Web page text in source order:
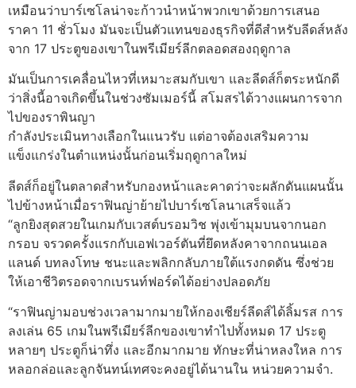
เหมือนว่าบาร์เซโลน่าจะก้าวนำหน้าพวกเขาด้วยการเสนอ
ราคา 11 ชั่วโมง มันจะเป็นตัวแทนของธุรกิจที่ดีสำหรับลีดส์หลัง
จาก 17 ประตูของเขาในพรีเมียร์ลีกตลอดสองฤดูกาล
มันเป็นการเคลื่อนไหวที่เหมาะสมกับเขา และลีดส์ก็ตระหนักดี
ว่าสิ่งนี้อาจเกิดขึ้นในช่วงซัมเมอร์นี้ สโมสรได้วางแผนการจาก
ไปของราพินญา
กำลังประเมินทางเลือกในแนวรับ แต่อาจต้องเสริมความ
แข็งแกร่งในตำแหน่งนั้นก่อนเริ่มฤดูกาลใหม่
ลีดส์ก็อยู่ในตลาดสำหรับกองหน้าและคาดว่าจะผลักดันแผนนั้น
ไปข้างหน้าเมื่อราฟินญ่าย้ายไปบาร์เซโลนาเสร็จแล้ว
“ลูกยิงสุดสวยในเกมกับเวสต์บรอมวิช พุ่งเข้ามุมบนจากนอก
กรอบ จรวดครั้งแรกกับเอฟเวอร์ตันที่ยึดหลังคาจากถนนเอล
แลนด์ บทลงโทษ ชนะและพลิกกลับภายใต้แรงกดดัน ซึ่งช่วย
ให้เอาชีวิตรอดจากเบรนท์ฟอร์ดได้อย่างปลอดภัย
“ราฟินญ่ามอบช่วงเวลามากมายให้กองเชียร์ลีดส์ได้ลิ้มรส การ
ลงเล่น 65 เกมในพรีเมียร์ลีกของเขาทำไปทั้งหมด 17 ประตู
หลายๆ ประตูก็น่าทึ่ง และอีกมากมาย ทักษะที่น่าหลงใหล การ
หลอกล่อและลูกจันทน์เทศจะคงอยู่ได้นานใน หน่วยความจำ.